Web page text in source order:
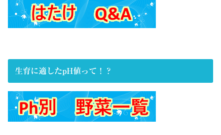
生育に適したpH値って！？